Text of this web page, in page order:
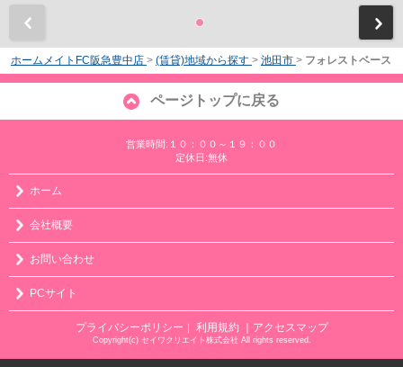
ホームメイトFC阪急豊中店 > (賃貸)地域から探す > 池田市 > フォレストベース
ページトップに戻る
営業時間:１０：００～１９：００
定休日:無休
ホーム
会社概要
お問い合わせ
PCサイト
プライバシーポリシー 利用規約 ｜アクセスマップ
Copyright(c) セイワクリエイト株式会社 All rights reserved.